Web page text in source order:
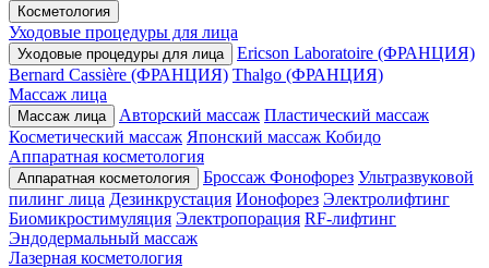
Косметология
Уходовые процедуры для лица
Уходовые процедуры для лица
Ericson Laboratoire (ФРАНЦИЯ)
Bernard Cassière (ФРАНЦИЯ) Thalgo (ФРАНЦИЯ)
Массаж лица
Массаж лица Авторский массаж Пластический массаж
Косметический массаж Японский массаж Кобидо
Аппаратная косметология
Аппаратная косметология Броссаж Фонофорез Ультразвуковой
пилинг лица Дезинкрустация Ионофорез Электролифтинг
Биомикростимуляция Электропорация RF-лифтинг
Эндодермальный массаж
Лазерная косметология